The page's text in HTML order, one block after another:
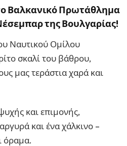
Βαλκανικό Πρωτάθλημα
της Βουλγαρίας!
Ναυτικού Ομίλου
σκαλί του βάθρου,
μας τεράστια χαρά και
και επιμονής,
και ένα χάλκινο –
όραμα.